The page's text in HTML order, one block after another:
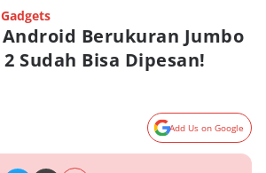
Gadgets
Berukuran Jumbo
Sudah Bisa Dipesan!
Add Us on Google